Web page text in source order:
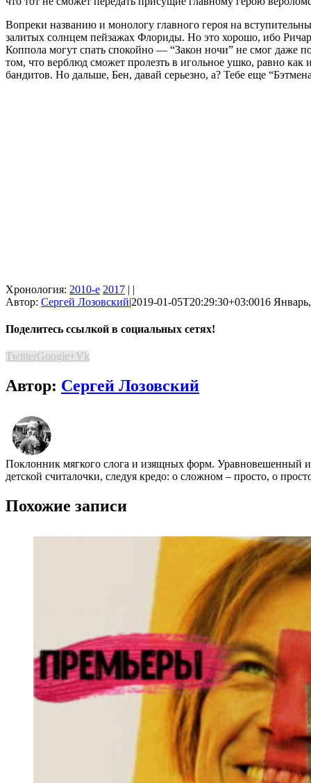
Вопреки названию и монологу главного героя на
залитых солнцем пейзажах Флориды. Но это хорошо, ибо
Коппола могут спать спокойно — “Закон ночи” не смог даже
том, что верблюд сможет пролезть в игольное ушко, равно
бандитов. Но дальше, Бен, давай серьезно, а? Тебе еще
Хронология: 2010-е 2017 | |
Автор: Сергей Лозовский|2019-01-05T20:29:30+03:0016
Поделитесь ссылкой в социальных сетях!
TwitterGoogle+Vk
Автор: Сергей Лозовский
Поклонник мягкого слога и изящных форм. Уравновешенный
детской считалочки, следуя кредо: о сложном – просто, о
Похожие записи